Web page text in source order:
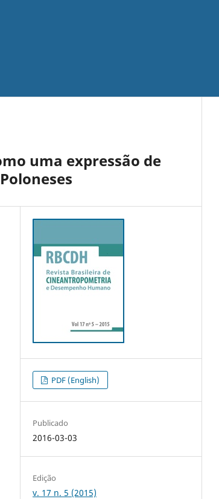
uma expressão de
PDF (English)
Publicado
2016-03-03
Edição
v. 17 n. 5 (2015)